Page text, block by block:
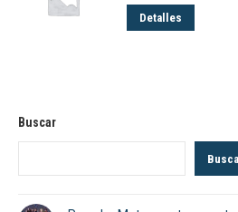
Detalles
Buscar